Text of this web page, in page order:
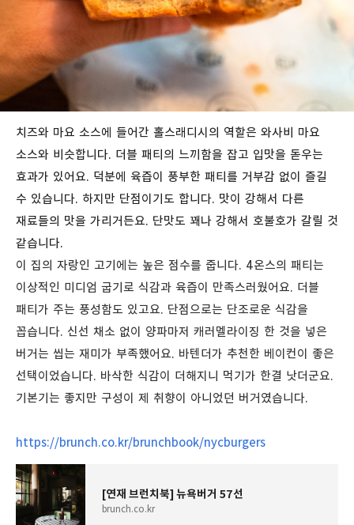
치즈와 마요 소스에 들어간 홀스래디시의 역할은 와사비 마요
소스와 비슷합니다. 더블 패티의 느끼함을 잡고 입맛을 돋우는
효과가 있어요. 덕분에 육즙이 풍부한 패티를 거부감 없이 즐길
수 있습니다. 하지만 단점이기도 합니다. 맛이 강해서 다른
재료들의 맛을 가리거든요. 단맛도 꽤나 강해서 호불호가 갈릴 것
같습니다.
이 집의 자랑인 고기에는 높은 점수를 줍니다. 4온스의 패티는
이상적인 미디엄 굽기로 식감과 육즙이 만족스러웠어요. 더블
패티가 주는 풍성함도 있고요. 단점으로는 단조로운 식감을
꼽습니다. 신선 채소 없이 양파마저 캐러멜라이징 한 것을 넣은
버거는 씹는 재미가 부족했어요. 바텐더가 추천한 베이컨이 좋은
선택이었습니다. 바삭한 식감이 더해지니 먹기가 한결 낫더군요.
기본기는 좋지만 구성이 제 취향이 아니었던 버거였습니다.
https://brunch.co.kr/brunchbook/nycburgers
[연재 브런치북] 뉴욕버거 57선
brunch.co.kr